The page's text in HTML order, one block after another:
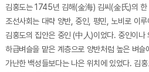
김홍도는 1745년 김해(金海) 김씨(金氏)의 한
조선사회는 대략 양반, 중인, 평민, 노비로 이루
김홍도의 집안은 중인 (中人)이었다. 중인이나
하급벼슬을 맡은 계층으로 양반처럼 높은 벼
가난한 백성들보다는 나은 위치에 있었다. 김